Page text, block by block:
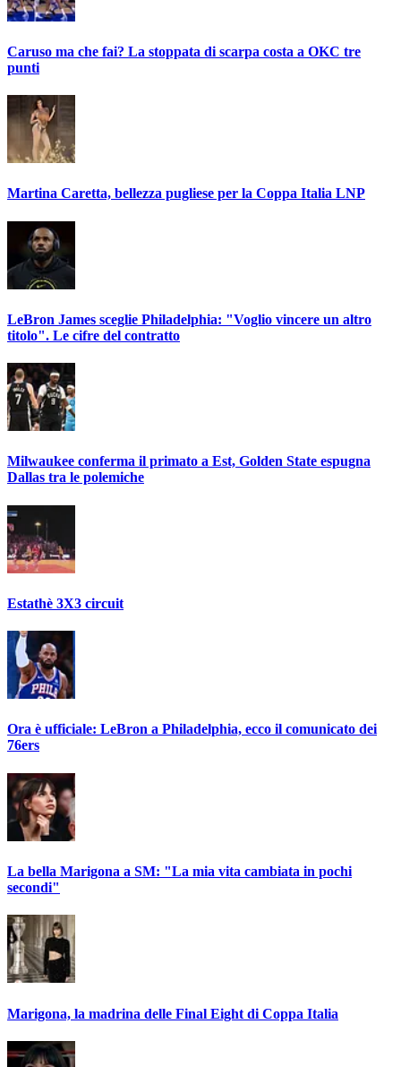
Caruso ma che fai? La stoppata di scarpa costa a OKC tre
punti
Martina Caretta, bellezza pugliese per la Coppa Italia LNP
LeBron James sceglie Philadelphia: "Voglio vincere un altro
titolo". Le cifre del contratto
Milwaukee conferma il primato a Est, Golden State espugna
Dallas tra le polemiche
Estathè 3X3 circuit
Ora è ufficiale: LeBron a Philadelphia, ecco il comunicato dei
76ers
La bella Marigona a SM: "La mia vita cambiata in pochi
secondi"
Marigona, la madrina delle Final Eight di Coppa Italia